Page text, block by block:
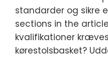
standarder og sikre
sections in the
kvalifikationer
kørestolsbasket?